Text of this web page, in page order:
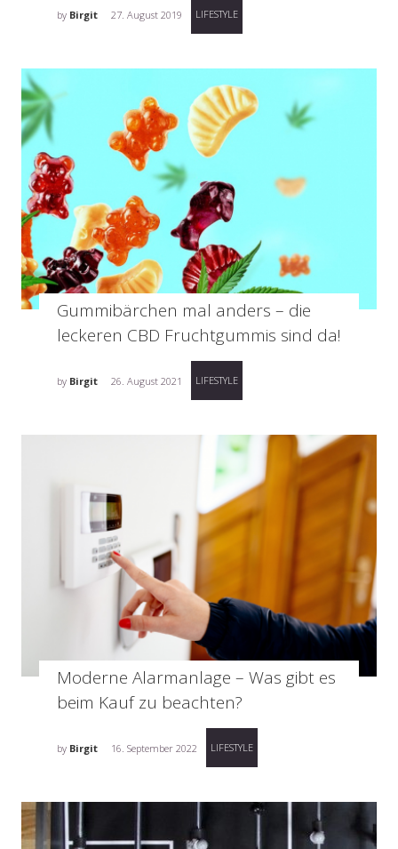
by Birgit 27. August 2019 LIFESTYLE
Gummibärchen mal anders – die
leckeren CBD Fruchtgummis sind da!
by Birgit 26. August 2021 LIFESTYLE
Moderne Alarmanlage – Was gibt es
beim Kauf zu beachten?
by Birgit 16. September 2022 LIFESTYLE